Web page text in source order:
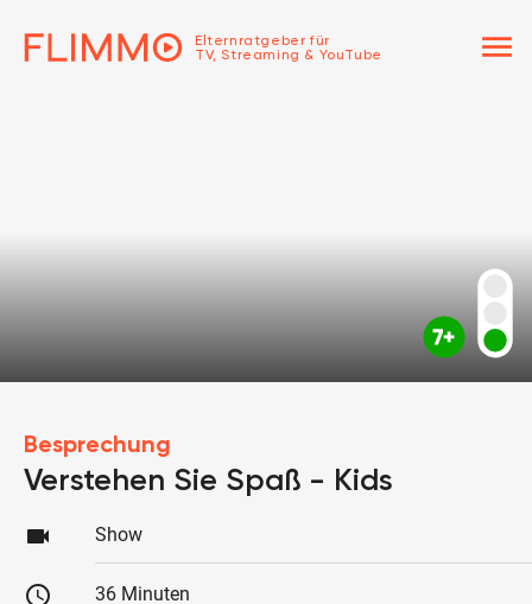
Elternratgeber für
TV, Streaming & YouTube
menu
Besprechung
Verstehen Sie Spaß - Kids
videocam Show
schedule 36 Minuten